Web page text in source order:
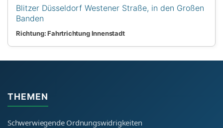
Blitzer Düsseldorf Westener Straße, in den Großen
Banden
Richtung: Fahrtrichtung Innenstadt
THEMEN
Schwerwiegende Ordnungswidrigkeiten